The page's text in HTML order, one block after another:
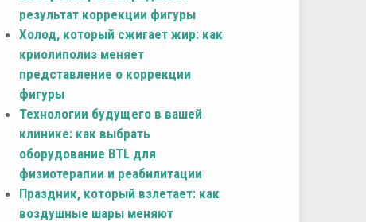
результат коррекции фигуры
Холод, который сжигает жир: как
криолиполиз меняет
представление о коррекции
фигуры
Технологии будущего в вашей
клинике: как выбрать
оборудование BTL для
физиотерапии и реабилитации
Праздник, который взлетает: как
воздушные шары меняют